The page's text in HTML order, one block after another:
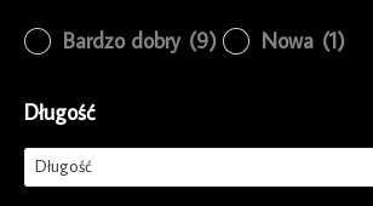
Bardzo dobry (9) Nowa (1)
Długość
Długość